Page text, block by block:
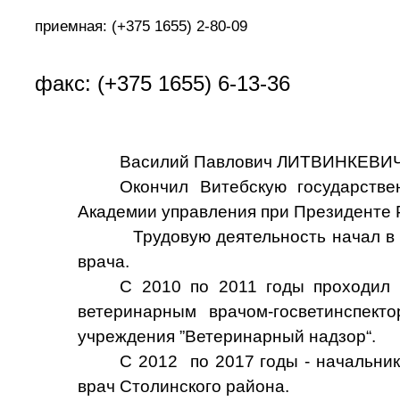
приемная: (+375 1655) 2-80-09
факс: (+375 1655) 6-13-36
Василий Павлович ЛИТВИНКЕВИЧ
Окончил Витебскую
Академии управления при Президенте
Трудовую деятельность начал в
врача.
С 2010 по 2011 годы проходил
ветеринарным врачом-
учреждения ”Ветеринарный надзор“.
С 2012 по 2017 годы - начальник
врач Столинского района.